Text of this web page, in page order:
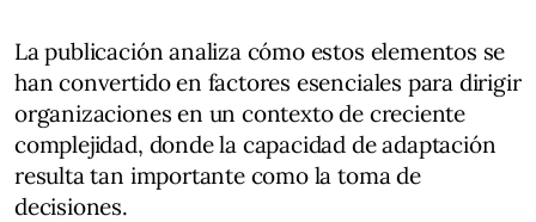
La publicación analiza cómo estos elementos se
han convertido en factores esenciales para dirigir
organizaciones en un contexto de creciente
complejidad, donde la capacidad de adaptación
resulta tan importante como la toma de
decisiones.